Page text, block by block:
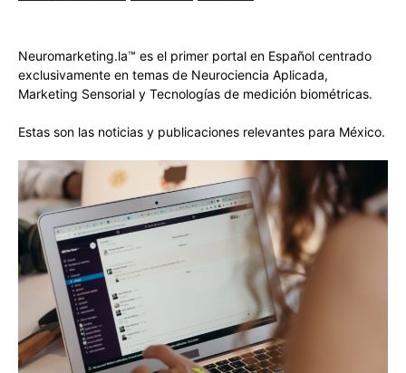
Neuromarketing.la™ es el primer portal en Español centrado
exclusivamente en temas de Neurociencia Aplicada,
Marketing Sensorial y Tecnologías de medición biométricas.
Estas son las noticias y publicaciones relevantes para México.